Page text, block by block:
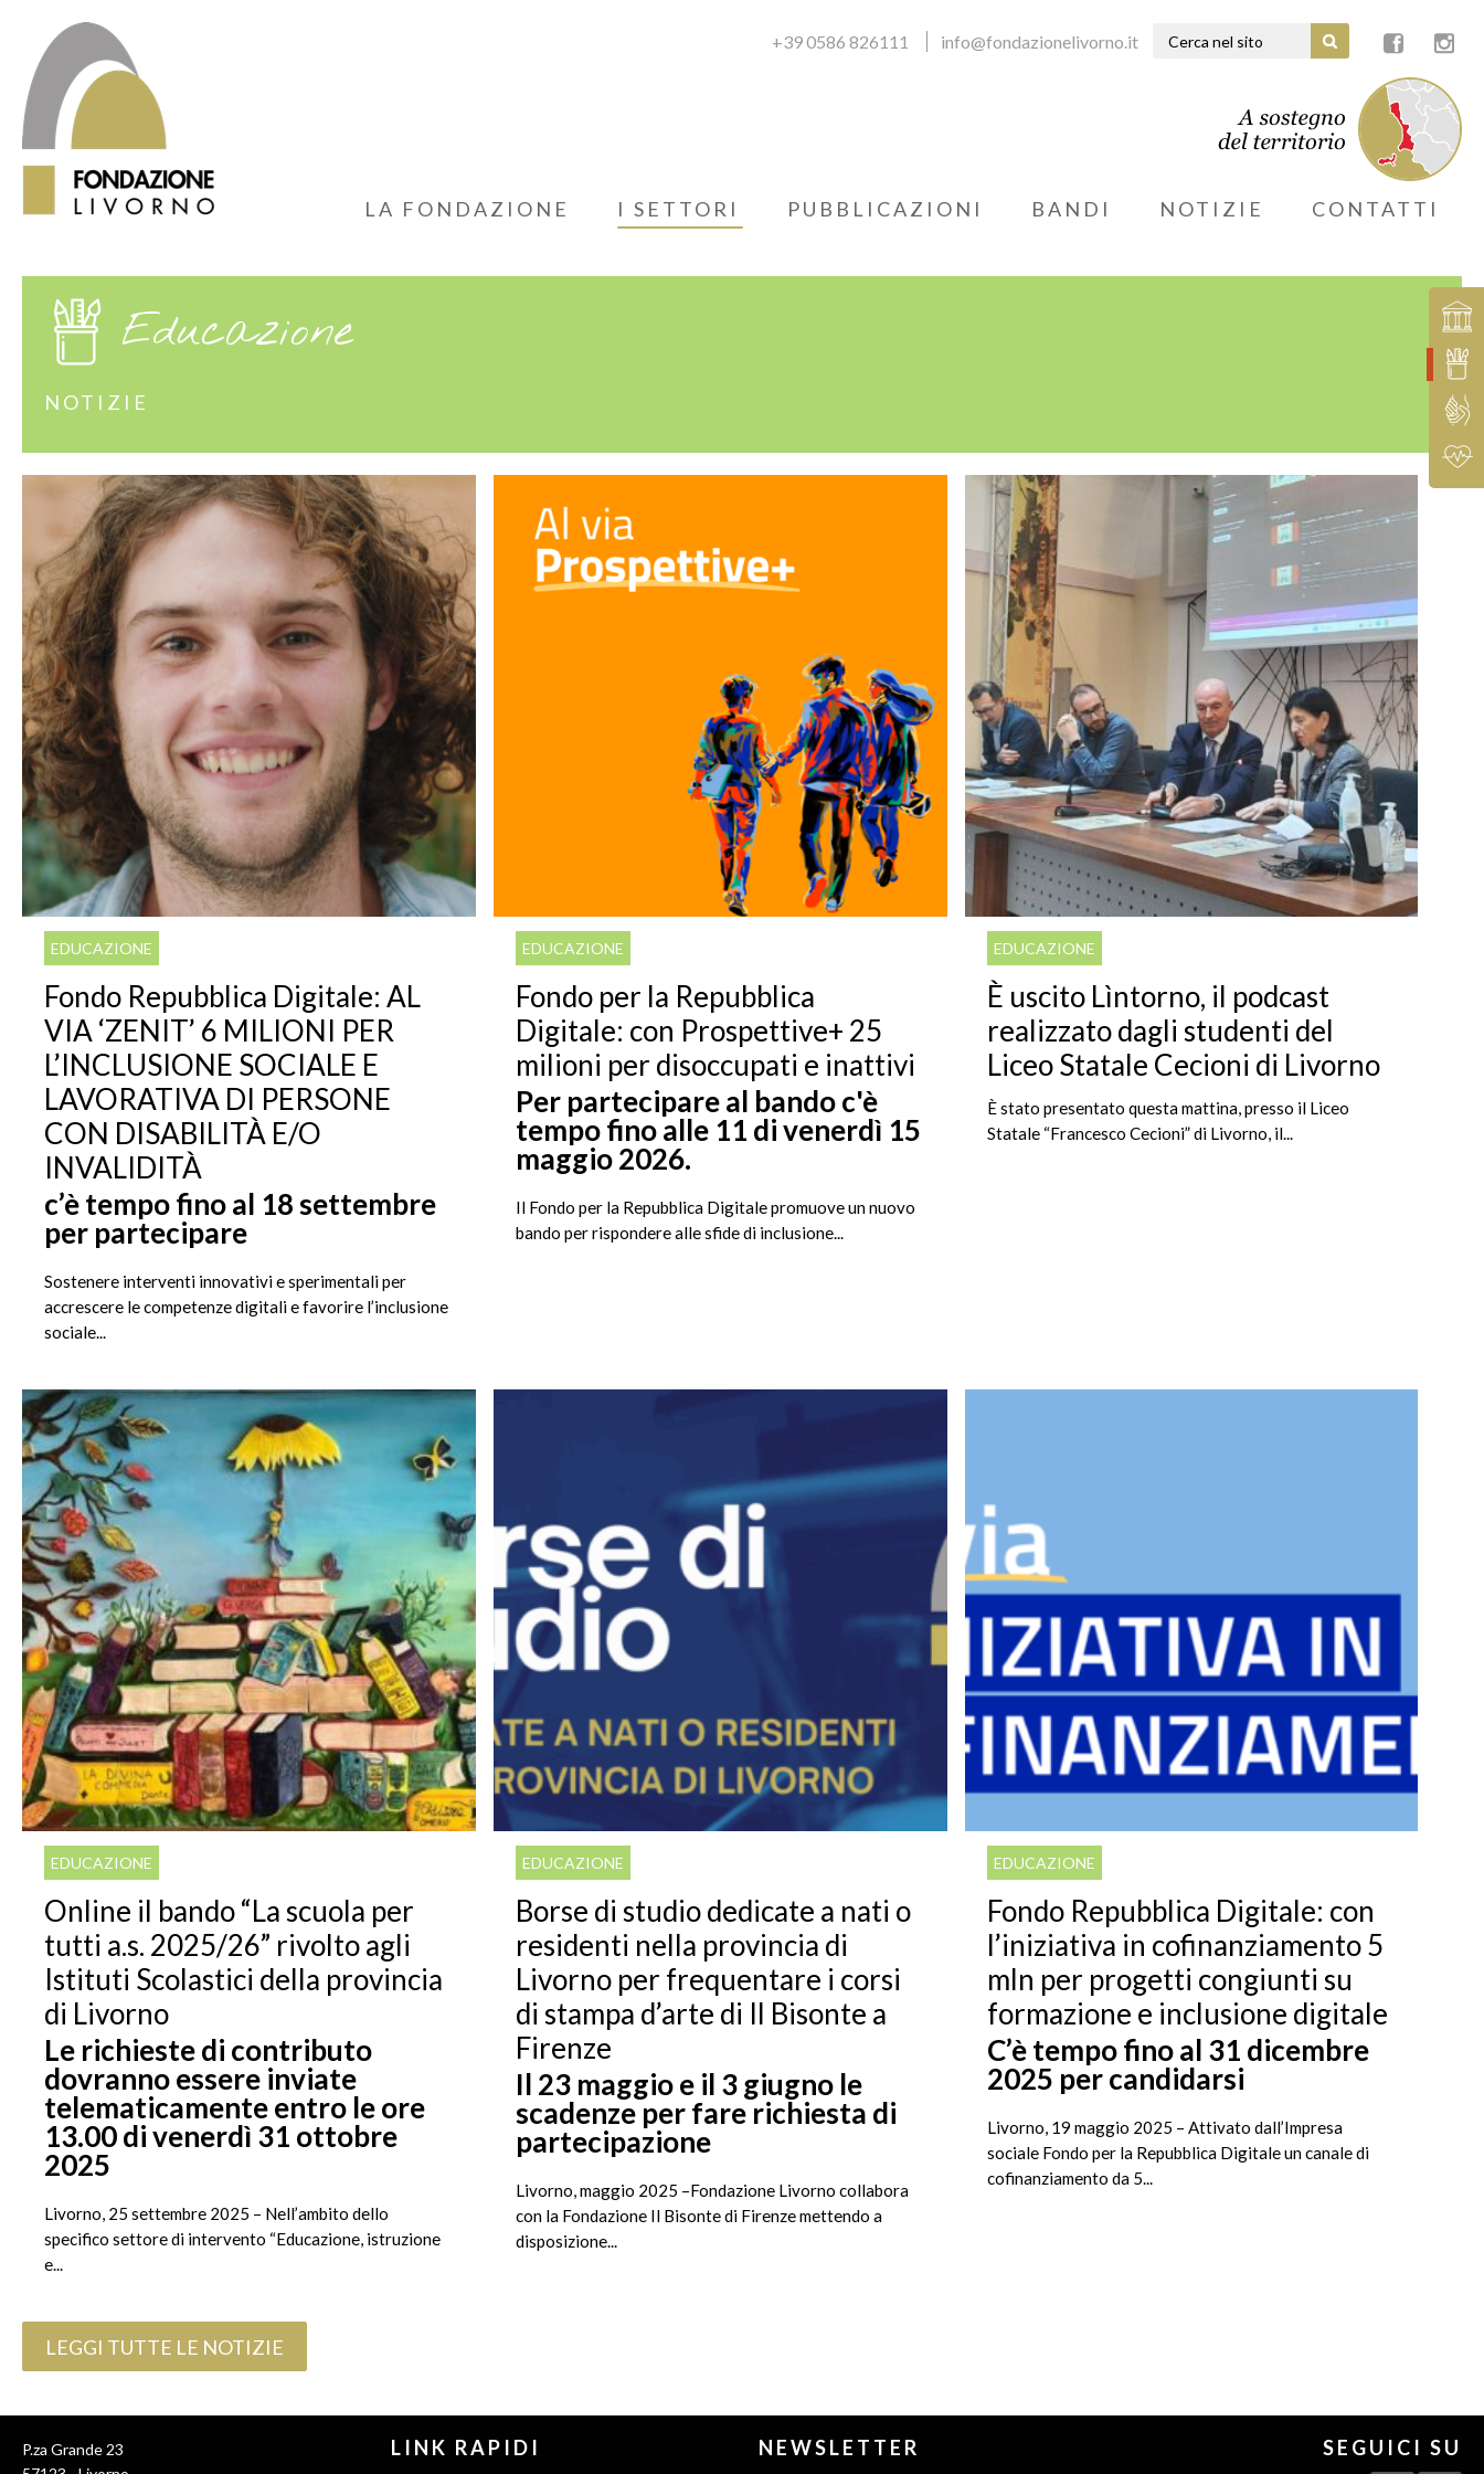
+39 0586 826111 info@fondazionelivorno.it
LA FONDAZIONE I SETTORI PUBBLICAZIONI BANDI NOTIZIE CONTATTI
Educazione
NOTIZIE
EDUCAZIONE
Fondo Repubblica Digitale: AL
VIA ‘ZENIT’ 6 MILIONI PER
L’INCLUSIONE SOCIALE E
LAVORATIVA DI PERSONE
CON DISABILITÀ E/O
INVALIDITÀ
c’è tempo fino al 18 settembre
per partecipare
Sostenere interventi innovativi e sperimentali per
accrescere le competenze digitali e favorire l’inclusione
sociale...
EDUCAZIONE
Fondo per la Repubblica
Digitale: con Prospettive+ 25
milioni per disoccupati e inattivi
Per partecipare al bando c'è
tempo fino alle 11 di venerdì 15
maggio 2026.
Il Fondo per la Repubblica Digitale promuove un nuovo
bando per rispondere alle sfide di inclusione...
EDUCAZIONE
È uscito Lìntorno, il podcast
realizzato dagli studenti del
Liceo Statale Cecioni di Livorno
È stato presentato questa mattina, presso il Liceo
Statale “Francesco Cecioni” di Livorno, il...
EDUCAZIONE
Online il bando “La scuola per
tutti a.s. 2025/26” rivolto agli
Istituti Scolastici della provincia
di Livorno
Le richieste di contributo
dovranno essere inviate
telematicamente entro le ore
13.00 di venerdì 31 ottobre
2025
Livorno, 25 settembre 2025 – Nell’ambito dello
specifico settore di intervento “Educazione, istruzione
e...
EDUCAZIONE
Borse di studio dedicate a nati o
residenti nella provincia di
Livorno per frequentare i corsi
di stampa d’arte di Il Bisonte a
Firenze
Il 23 maggio e il 3 giugno le
scadenze per fare richiesta di
partecipazione
Livorno, maggio 2025 –Fondazione Livorno collabora
con la Fondazione Il Bisonte di Firenze mettendo a
disposizione...
EDUCAZIONE
Fondo Repubblica Digitale: con
l’iniziativa in cofinanziamento 5
mln per progetti congiunti su
formazione e inclusione digitale
C’è tempo fino al 31 dicembre
2025 per candidarsi
Livorno, 19 maggio 2025 – Attivato dall’Impresa
sociale Fondo per la Repubblica Digitale un canale di
cofinanziamento da 5...
LEGGI TUTTE LE NOTIZIE
P.za Grande 23
LINK RAPIDI NEWSLETTER SEGUICI SU
PBN